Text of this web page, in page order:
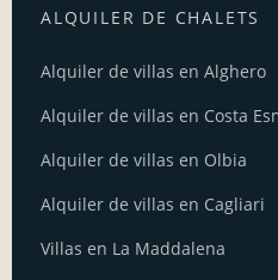
ALQUILER DE CHALETS
Alquiler de villas en Alghero
Alquiler de villas en Costa
Alquiler de villas en Olbia
Alquiler de villas en Cagliari
Villas en La Maddalena